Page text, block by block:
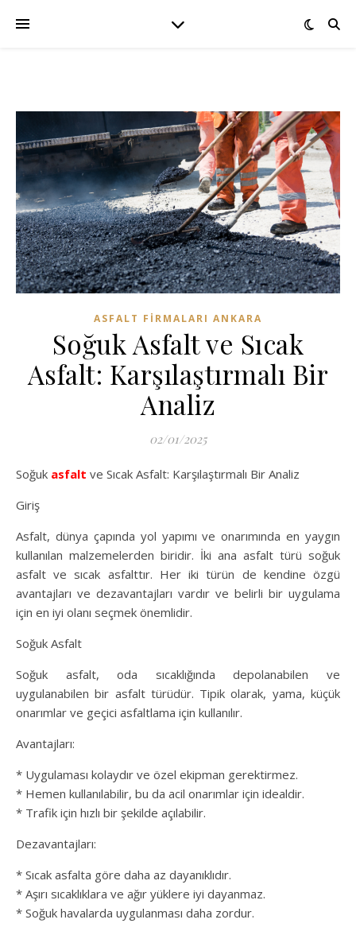
ASFALT FIRMALARI ANKARA
Soğuk Asfalt ve Sıcak
Asfalt: Karşılaştırmalı Bir
Analiz
02/01/2025
Soğuk asfalt ve Sıcak Asfalt: Karşılaştırmalı Bir Analiz
Giriş
Asfalt, dünya çapında yol yapımı ve onarımında en yaygın
kullanılan malzemelerden biridir. İki ana asfalt türü soğuk
asfalt ve sıcak asfalttır. Her iki türün de kendine özgü
avantajları ve dezavantajları vardır ve belirli bir uygulama
için en iyi olanı seçmek önemlidir.
Soğuk Asfalt
Soğuk asfalt, oda sıcaklığında depolanabilen ve
uygulanabilen bir asfalt türüdür. Tipik olarak, yama, küçük
onarımlar ve geçici asfaltlama için kullanılır.
Avantajları:
* Uygulaması kolaydır ve özel ekipman gerektirmez.
* Hemen kullanılabilir, bu da acil onarımlar için idealdir.
* Trafik için hızlı bir şekilde açılabilir.
Dezavantajları:
* Sıcak asfalta göre daha az dayanıklıdır.
* Aşırı sıcaklıklara ve ağır yüklere iyi dayanmaz.
* Soğuk havalarda uygulanması daha zordur.